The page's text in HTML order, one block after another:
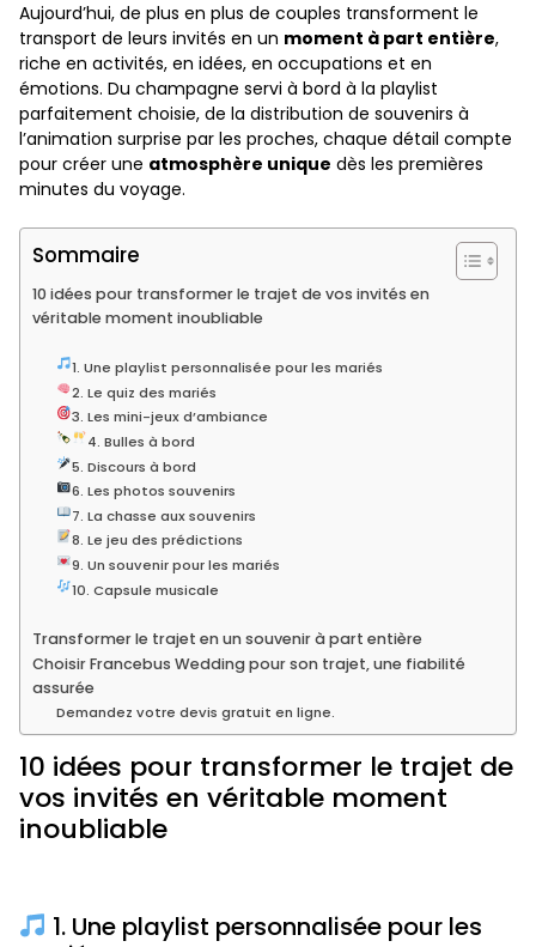
Aujourd’hui, de plus en plus de couples transforment le
transport de leurs invités en un moment à part entière,
riche en activités, en idées, en occupations et en
émotions. Du champagne servi à bord à la playlist
parfaitement choisie, de la distribution de souvenirs à
l’animation surprise par les proches, chaque détail compte
pour créer une atmosphère unique dès les premières
minutes du voyage.
Sommaire
10 idées pour transformer le trajet de vos invités en
véritable moment inoubliable
1. Une playlist personnalisée pour les mariés
2. Le quiz des mariés
3. Les mini-jeux d’ambiance
4. Bulles à bord
5. Discours à bord
6. Les photos souvenirs
7. La chasse aux souvenirs
8. Le jeu des prédictions
9. Un souvenir pour les mariés
10. Capsule musicale
Transformer le trajet en un souvenir à part entière
Choisir Francebus Wedding pour son trajet, une fiabilité
assurée
Demandez votre devis gratuit en ligne.
10 idées pour transformer le trajet de
vos invités en véritable moment
inoubliable
1. Une playlist personnalisée pour les